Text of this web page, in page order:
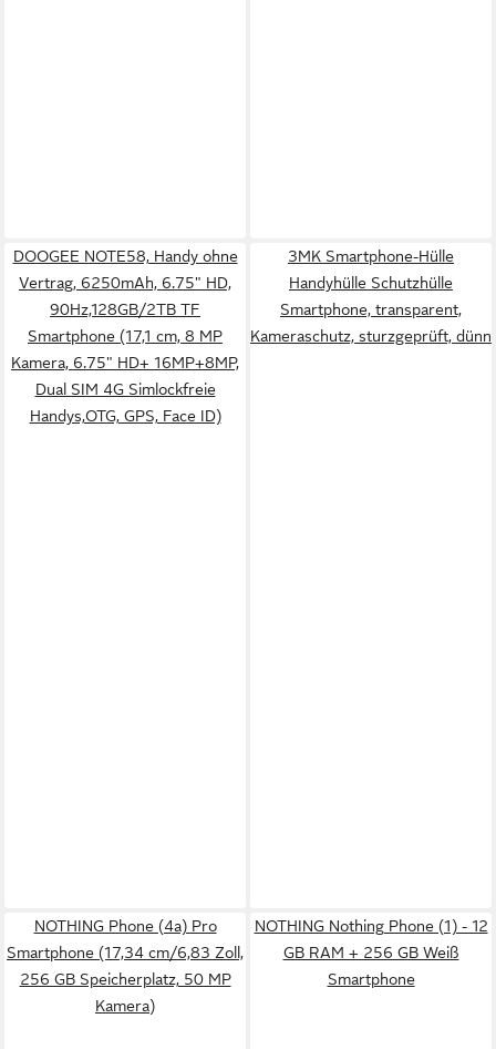
DOOGEE NOTE58, Handy ohne
Vertrag, 6250mAh, 6.75" HD,
90Hz,128GB/2TB TF
Smartphone (17,1 cm, 8 MP
Kamera, 6.75" HD+ 16MP+8MP,
Dual SIM 4G Simlockfreie
Handys,OTG, GPS, Face ID)
3MK Smartphone-Hülle
Handyhülle Schutzhülle
Smartphone, transparent,
Kameraschutz, sturzgeprüft, dünn
NOTHING Phone (4a) Pro
Smartphone (17,34 cm/6,83 Zoll,
256 GB Speicherplatz, 50 MP
Kamera)
NOTHING Nothing Phone (1) - 12
GB RAM + 256 GB Weiß
Smartphone